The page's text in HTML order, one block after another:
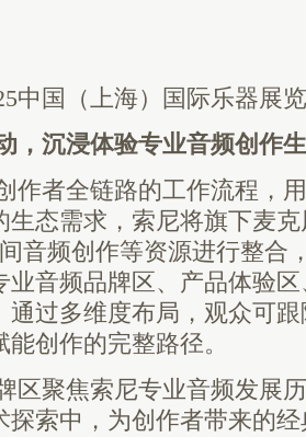
中国（上海）国际乐器展
，沉浸体验专业音频创作
作者全链路的工作流程，
生态需求，索尼将旗下麦
音频创作等资源进行整合
业音频品牌区、产品体验
通过多维度布局，观众可
创作的完整路径。
区‌聚焦索尼专业音频发展
探索中，为创作者带来的